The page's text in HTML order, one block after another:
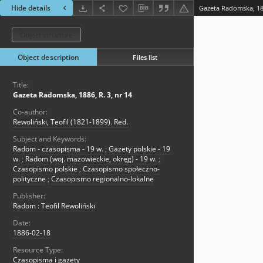
Hide details Gazeta Radomska,
Object description Files list
Title:
Gazeta Radomska, 1886, R. 3, nr 14
Co-author:
Rewoliński, Teofil (1821-1899). Red.
Subject and Keywords:
Radom - czasopisma - 19 w. ; Gazety polskie - 19
w. ; Radom (woj. mazowieckie, okręg) - 19 w. ;
Czasopismo polskie ; Czasopismo społeczno-
polityczne ; Czasopismo regionalno-lokalne
Publisher:
Radom : Teofil Rewoliński
Date:
1886-02-18
Resource Type:
Czasopisma i gazety